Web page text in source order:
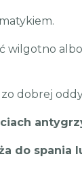
wilgotno
dobrej
do spania